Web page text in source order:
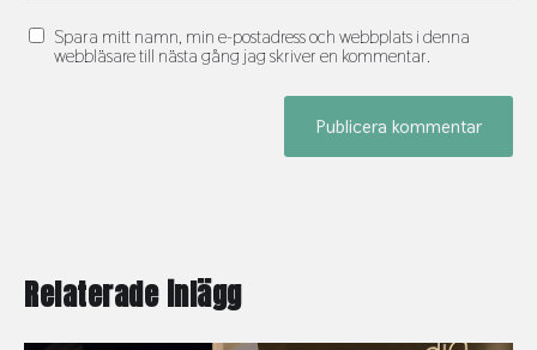
Spara mitt namn, min e-postadress och webbplats i denna
webbläsare till nästa gång jag skriver en kommentar.
Relaterade inlägg